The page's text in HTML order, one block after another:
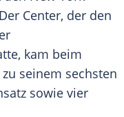
Center, der den
kam beim
seinem sechsten
sowie vier